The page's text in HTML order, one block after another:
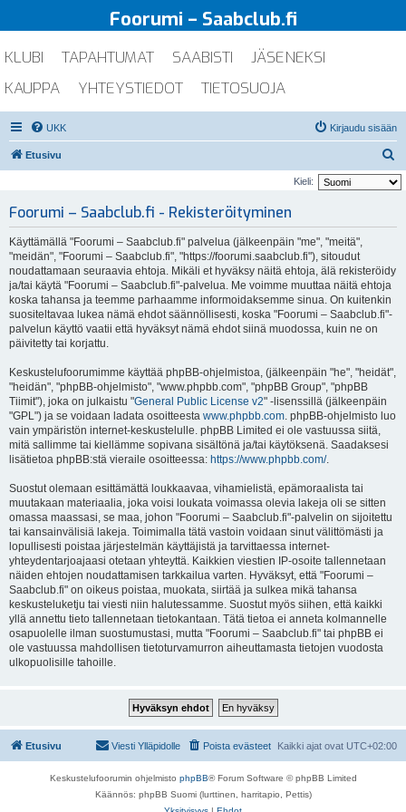
Foorumi – Saabclub.fi
KLUBI TAPAHTUMAT SAABISTI
JÄSENEKSI
KAUPPA
YHTEYSTIEDOT TIETOSUOJA
UKK Kirjaudu sisään
Etusivu
t
Kieli:
Foorumi – Saabclub.fi - Rekisteröityminen
Käyttämällä "Foorumi – Saabclub.fi" palvelua (jälkeenpäin "me", "meitä",
"meidän", "Foorumi – Saabclub.fi", "https://foorumi.saabclub.fi"), sitoudut
noudattamaan seuraavia ehtoja. Mikäli et hyväksy näitä ehtoja, älä rekisteröidy
ja/tai käytä "Foorumi – Saabclub.fi"-palvelua. Me voimme muuttaa näitä ehtoja
koska tahansa ja teemme parhaamme informoidaksemme sinua. On kuitenkin
suositeltavaa lukea nämä ehdot säännöllisesti, koska "Foorumi – Saabclub.fi"-
palvelun käyttö vaatii että hyväksyt nämä ehdot siinä muodossa, kuin ne on
päivitetty tai korjattu.
Keskustelufoorumimme käyttää phpBB-ohjelmistoa, (jälkeenpäin "he", "heidät",
"heidän", "phpBB-ohjelmisto", "www.phpbb.com", "phpBB Group", "phpBB
Tiimit"), joka on julkaistu "General Public License v2" -lisenssillä (jälkeenpäin
"GPL") ja se voidaan ladata osoitteesta www.phpbb.com. phpBB-ohjelmisto luo
vain ympäristön internet-keskustelulle. phpBB Limited ei ole vastuussa siitä,
mitä sallimme tai kiellämme sopivana sisältönä ja/tai käytöksenä. Saadaksesi
lisätietoa phpBB:stä vieraile osoitteessa: https://www.phpbb.com/.
Suostut olemaan esittämättä loukkaavaa, vihamielistä, epämoraalista tai
muutakaan materiaalia, joka voisi loukata voimassa olevia lakeja oli se sitten
omassa maassasi, se maa, johon "Foorumi – Saabclub.fi"-palvelin on sijoitettu
tai kansainvälisiä lakeja. Toimimalla tätä vastoin voidaan sinut välittömästi ja
lopullisesti poistaa järjestelmän käyttäjistä ja tarvittaessa internet-
yhteydentarjoajaasi otetaan yhteyttä. Kaikkien viestien IP-osoite tallennetaan
näiden ehtojen noudattamisen tarkkailua varten. Hyväksyt, että "Foorumi –
Saabclub.fi" on oikeus poistaa, muokata, siirtää ja sulkea mikä tahansa
keskusteluketju tai viesti niin halutessamme. Suostut myös siihen, että kaikki
yllä annettu tieto tallennetaan tietokantaan. Tätä tietoa ei anneta kolmannelle
osapuolelle ilman suostumustasi, mutta "Foorumi – Saabclub.fi" tai phpBB ei
ole vastuussa mahdollisen tietoturvamurron aiheuttamasta tietojen vuodosta
ulkopuolisille tahoille.
Etusivu Kaikki ajat ovat UTC+02:00
Poista evästeet
Viesti Ylläpidolle
Keskustelufoorumin ohjelmisto phpBB® Forum Software © phpBB Limited
Käännös: phpBB Suomi (lurttinen, harritapio, Pettis)